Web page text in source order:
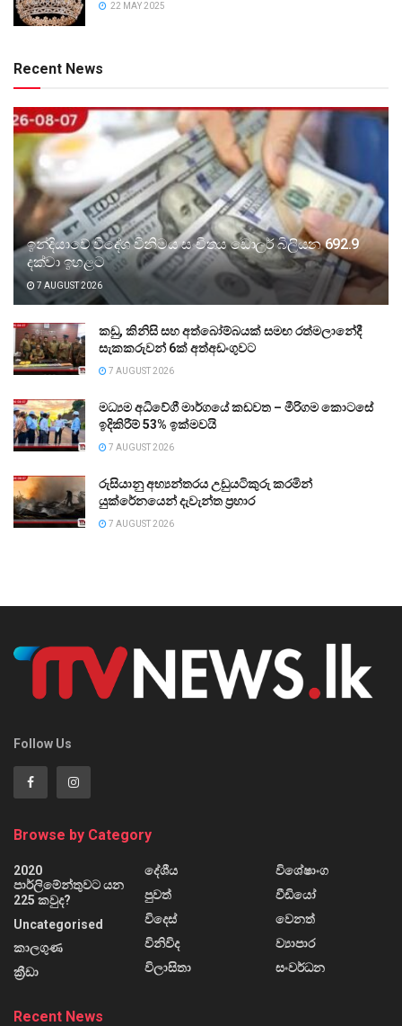
22 MAY 2025
Recent News
ඉන්දියාවේ විදේශ විනිමය සංචිතය ඩොලර් බිලියන 692.9
දක්වා ඉහළට
7 AUGUST 2026
කඩු, කිනිසි සහ අත්බෝම්බයක් සමඟ රත්මලානේදී
සැකකරුවන් 6ක් අත්අඩංගුවට
7 AUGUST 2026
මධ්‍යම අධිවේගී මාර්ගයේ කඩවත – මීරිගම කොටසේ
ඉදිකිරීම් 53% ඉක්මවයි
7 AUGUST 2026
රුසියානු අභ්‍යන්තරය උඩුයටිකුරු කරමින්
යුක්රේනයෙන් දැවැන්ත ප්‍රහාර
7 AUGUST 2026
Follow Us
Browse by Category
2020
පාර්ලිමේන්තුවට යන
225 කවුද?
Uncategorised
කාලගුණ
ක්‍රීඩා
දේශීය
පුවත්
විදෙස්
විනිවිද
විලාසිතා
විශේෂාංග
වීඩියෝ
වෙනත්
ව්‍යාපාර
සංවර්ධන
Recent News